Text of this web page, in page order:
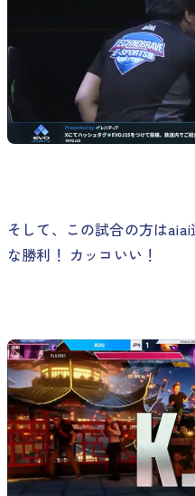
そして、この試合の方は
な勝利！ カッコいい！